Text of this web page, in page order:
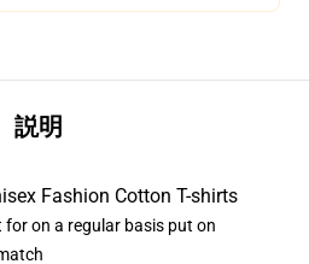
説明
Fashion Cotton T-shirts
on a regular basis put on